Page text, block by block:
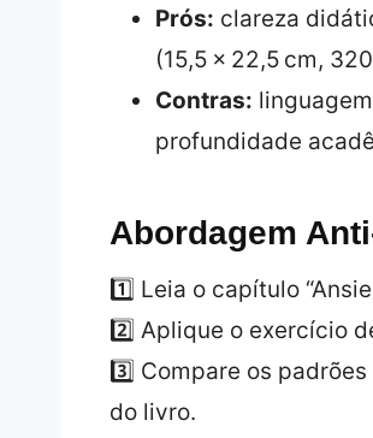
Prós: clareza
(15,5 × 22,5 cm,
Contras:
profundidade
Abordagem
1️⃣ Leia o capítulo
2️⃣ Aplique o exercício
3️⃣ Compare os
do livro.